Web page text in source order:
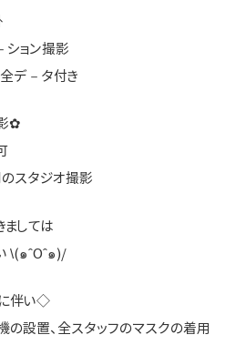
ション撮影
デ－タ付き
✿
のスタジオ撮影
しては
\(๑ˆOˆ๑)/
伴い◇
の設置、全スタッフのマスクの着用